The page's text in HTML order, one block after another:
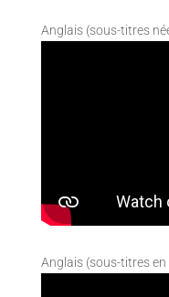
Anglais (sous-titres
Anglais (sous-titres